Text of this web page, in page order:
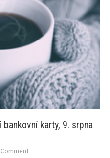
karty, 9. srpna
Comment